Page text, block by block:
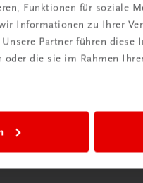
Funktionen für soziale
Informationen zu Ihrer
Partner führen
die sie im Rahmen